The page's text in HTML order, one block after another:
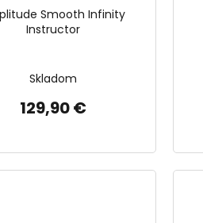
Smooth Infinity
Instructor
Skladom
129,90 €